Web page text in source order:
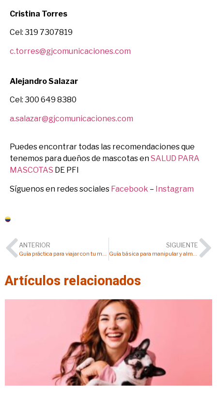
Cristina Torres
Cel: 319 7307819
c.torres@gjcomunicaciones.com
Alejandro Salazar
Cel: 300 649 8380
a.salazar@gjcomunicaciones.com
Puedes encontrar todas las recomendaciones que
tenemos para dueños de mascotas enSALUD PARA
MASCOTAS DE PFI
Síguenos en redes sociales Facebook – Instagram
ANTERIOR
Guía práctica para viajar con tu mascota en estas vacaciones
SIGUIENTE
Guía básica para manipular y almacenar el alimento de tu mascota
Artículos relacionados